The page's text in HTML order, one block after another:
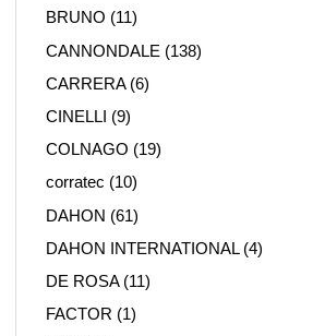
BRUNO (11)
CANNONDALE (138)
CARRERA(6)
CINELLI (9)
COLNAGO (19)
corratec (10)
DAHON (61)
DAHON INTERNATIONAL(4)
DE ROSA(11)
FACTOR (1)